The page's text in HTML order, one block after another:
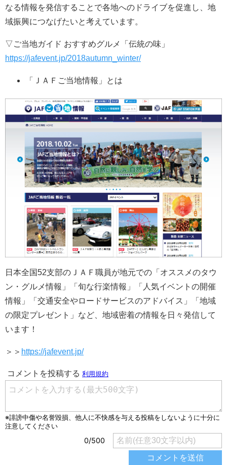
なる情報を発信することで各地へのドライブを促進し、地
域振興につなげたいと考えています。
▽ご当地ガイド おすすめグルメ「伝統の味」
https://jafevent.jp/2018autumn_winter/
「ＪＡＦご当地情報」とは
日本全国52支部のＪＡＦ職員が地元での「オススメのタウ
ン・グルメ情報」「旬な行楽情報」「人気イベントの開催
情報」「交通安全やロードサービスのアドバイス」「地域
の限定プレゼント」など、地域密着の情報を日々発信して
います！
＞＞ https://jafevent.jp/